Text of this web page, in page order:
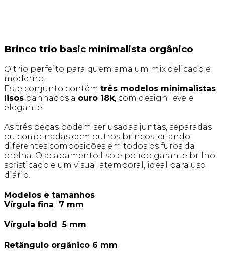
Brinco trio basic minimalista orgânico
O trio perfeito para quem ama um mix delicado e
moderno.
Este conjunto contém três modelos minimalistas
lisos banhados a ouro 18k, com design leve e
elegante:
As três peças podem ser usadas juntas, separadas
ou combinadas com outros brincos, criando
diferentes composições em todos os furos da
orelha. O acabamento liso e polido garante brilho
sofisticado e um visual atemporal, ideal para uso
diário.
Modelos e tamanhos
Vírgula fina 7 mm
Vírgula bold 5 mm
Retângulo orgânico 6 mm